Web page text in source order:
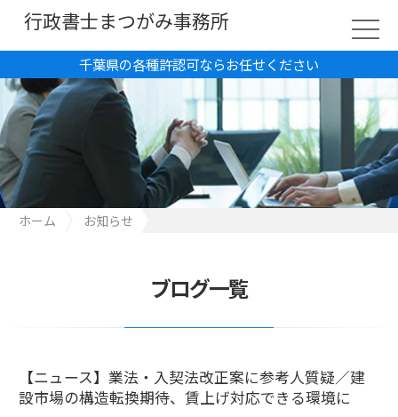
千葉県の各種許認可ならお任せください
行政書士まつがみ事務所
ホーム
お知らせ
ブログ一覧
【ニュース】業法・入契法改正案に参考人質疑／建
設市場の構造転換期待、賃上げ対応できる環境に